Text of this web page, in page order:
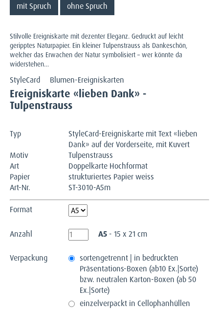
mit Spruch ohne Spruch
Stilvolle Ereigniskarte mit dezenter Eleganz. Gedruckt auf leicht
geripptes Naturpapier. Ein kleiner Tulpenstrauss als Dankeschön,
welcher das Erwachen der Natur symbolisiert – wer könnte da
widerstehen…
StyleCard Blumen-Ereigniskarten
Ereigniskarte «lieben Dank» -
Tulpenstrauss
Typ
StyleCard-Ereigniskarte mit Text «lieben
Dank» auf der Vorderseite, mit Kuvert
Motiv
Tulpenstrauss
Art
Doppelkarte Hochformat
Papier
strukturiertes Papier weiss
Art-Nr.
ST-3010-A5m
Format
Anzahl A5 - 15 x 21 cm
Verpackung
sortengetrennt | in bedruckten
Präsentations-Boxen (ab10 Ex.|Sorte)
bzw. neutralen Karton-Boxen (ab 50
Ex.|Sorte)
einzelverpackt in Cellophanhüllen